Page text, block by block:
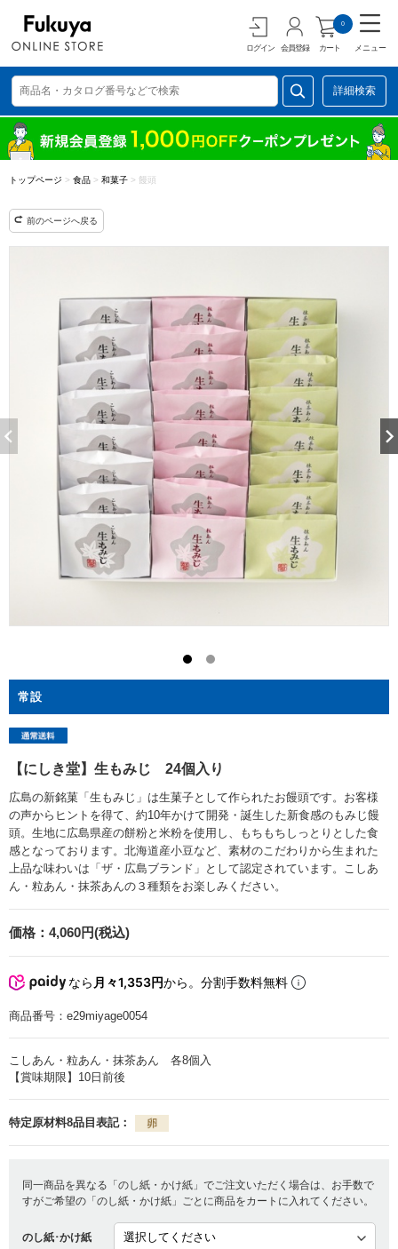
ログイン 会員登録 カート
0
メニュー
詳細検索
トップページ > 食品 > 和菓子 > 饅頭
前のページへ戻る
常設
【にしき堂】生もみじ 24個入り
広島の新銘菓「生もみじ」は生菓子として作られたお饅頭です。お客様
の声からヒントを得て、約10年かけて開発・誕生した新食感のもみじ饅
頭。生地に広島県産の餅粉と米粉を使用し、もちもちしっとりとした食
感となっております。北海道産小豆など、素材のこだわりから生まれた
上品な味わいは「ザ・広島ブランド」として認定されています。こしあ
ん・粒あん・抹茶あんの３種類をお楽しみください。
価格： 4,060円(税込)
なら 月々1,353円から。分割手数料無料
商品番号： e29miyage0054
こしあん・粒あん・抹茶あん 各8個入
【賞味期限】10日前後
特定原材料8品目表記：
同一商品を異なる「のし紙・かけ紙」でご注文いただく場合は、お手数で
すがご希望の「のし紙・かけ紙」ごとに商品をカートに入れてください。
のし紙･かけ紙